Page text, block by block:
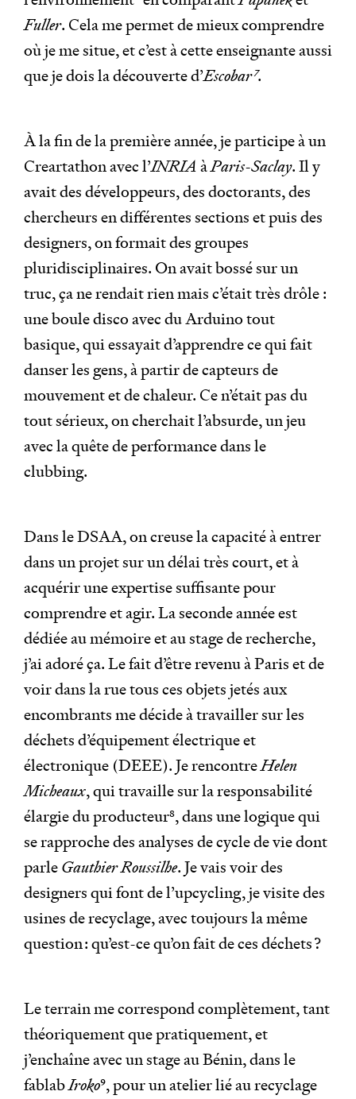
Fuller. Cela me permet de mieux comprendre
où je me situe, et c’est à cette enseignante aussi
que je dois la découverte d’Escobar7.
À la fin de la première année, je participe à un
Creartathon avec l’INRIAàParis-Saclay. Il y
avait des développeurs, des doctorants, des
chercheurs en différentes sections et puis des
designers, on formait des groupes
pluridisciplinaires. On avait bossé sur un
truc, ça ne rendait rien mais c’était très drôle :
une boule disco avec du Arduino tout
basique, qui essayait d’apprendre ce qui fait
danser les gens, à partir de capteurs de
mouvement et de chaleur. Ce n’était pas du
tout sérieux, on cherchait l’absurde, un jeu
avec la quête de performance dans le
clubbing.
Dans le DSAA, on creuse la capacité à entrer
dans un projet sur un délai très court, et à
acquérir une expertise suffisante pour
comprendre et agir. La seconde année est
dédiée au mémoire et au stage de recherche,
j’ai adoré ça. Le fait d’être revenu à Paris et de
voir dans la rue tous ces objets jetés aux
encombrants me décide à travailler sur les
déchets d’équipement électrique et
électronique (DEEE). Je rencontreHelen
Micheaux, qui travaille sur la responsabilité
élargie du producteur8, dans une logique qui
se rapproche des analyses de cycle de vie dont
parleGauthier Roussilhe. Je vais voir des
designers qui font de l’upcycling, je visite des
usines de recyclage, avec toujours la même
question : qu’est-ce qu’on fait de ces déchets ?
Le terrain me correspond complètement, tant
théoriquement que pratiquement, et
j’enchaîne avec un stage au Bénin, dans le
fablabIroko9, pour un atelier lié au recyclage